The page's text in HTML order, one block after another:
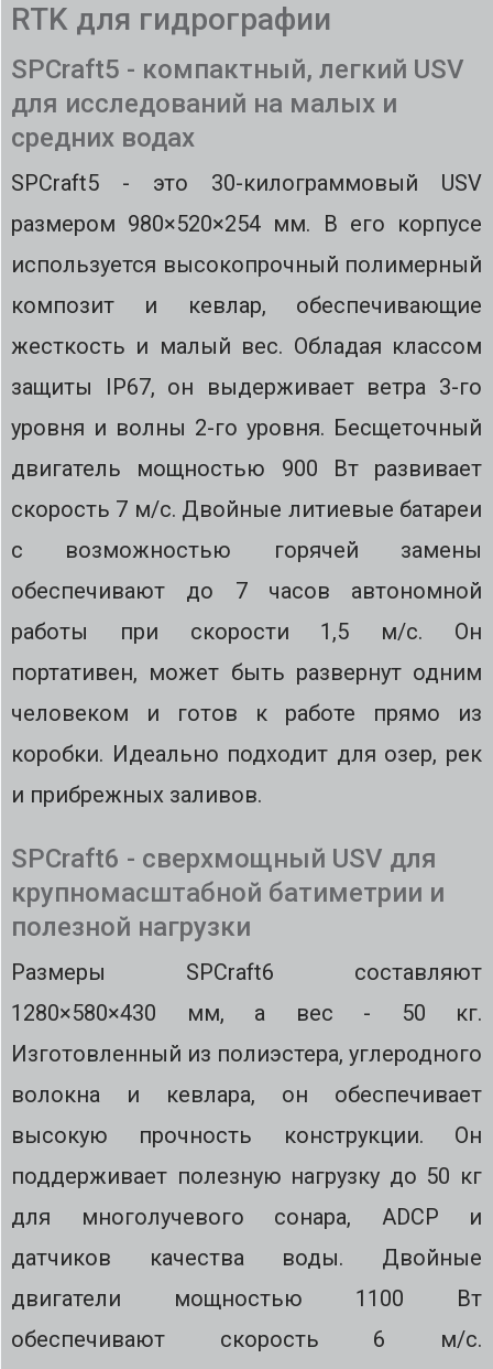
RTK для гидрографии
SPCraft5 - компактный, легкий USV
для исследований на малых и
средних водах
SPCraft5 - это 30-килограммовый USV
размером 980×520×254 мм. В его корпусе
используется высокопрочный полимерный
композит и кевлар, обеспечивающие
жесткость и малый вес. Обладая классом
защиты IP67, он выдерживает ветра 3-го
уровня и волны 2-го уровня. Бесщеточный
двигатель мощностью 900 Вт развивает
скорость 7 м/с. Двойные литиевые батареи
с возможностью горячей замены
обеспечивают до 7 часов автономной
работы при скорости 1,5 м/с. Он
портативен, может быть развернут одним
человеком и готов к работе прямо из
коробки. Идеально подходит для озер, рек
и прибрежных заливов.
SPCraft6 - сверхмощный USV для
крупномасштабной батиметрии и
полезной нагрузки
Размеры SPCraft6 составляют
1280×580×430 мм, а вес - 50 кг.
Изготовленный из полиэстера, углеродного
волокна и кевлара, он обеспечивает
высокую прочность конструкции. Он
поддерживает полезную нагрузку до 50 кг
для многолучевого сонара, ADCP и
датчиков качества воды. Двойные
двигатели мощностью 1100 Вт
обеспечивают скорость 6 м/с.